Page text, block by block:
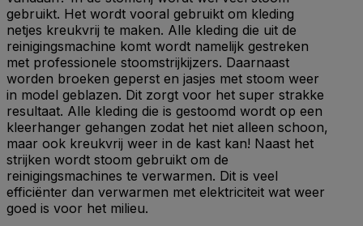
gebruikt. Het wordt vooral gebruikt om kleding
netjes kreukvrij te maken. Alle kleding die uit de
reinigingsmachine komt wordt namelijk gestreken
met professionele stoomstrijkijzers. Daarnaast
worden broeken geperst en jasjes met stoom weer
in model geblazen. Dit zorgt voor het super strakke
resultaat. Alle kleding die is gestoomd wordt op een
kleerhanger gehangen zodat het niet alleen schoon,
maar ook kreukvrij weer in de kast kan! Naast het
strijken wordt stoom gebruikt om de
reinigingsmachines te verwarmen. Dit is veel
efficiënter dan verwarmen met elektriciteit wat weer
goed is voor het milieu.